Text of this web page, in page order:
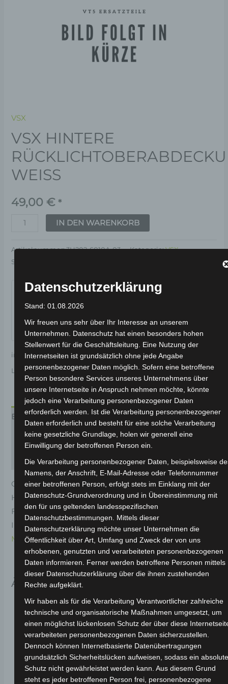
VSX
VSX HINTERE
WEISS
49,00 € *
IN DEN WARENKORB
Artikelnummer:3H202-6010A-03 Kategorie:VSX
Schlagwort:
Garantiert sicherer Checkout
inkl. 19 % MwSt.Kostenloser Versand
Lieferzeit:Versandfertig innerhalb 24 Stunden*
Beschreibung
Produktsicherheit
Rezensionen (0)
Original-Ersatzteil für den Elektro-Scooter VSX.
Hintere rücklichtoberabdeckung-weiss für optimale
Funktionalität und Haltbarkeit. Weitere
Informationen zum Fahrzeug findest du hier:
Volta
Motor Elektro-Scooter VSX.
Ähnliche Produkte
Datenschutzerklärung
Stand: 01.08.2026
Wir freuen uns sehr über Ihr Interesse an unserem
Unternehmen. Datenschutz hat einen besonders hohen
Stellenwert für die Geschäftsleitung. Eine Nutzung der
Internetseiten ist grundsätzlich ohne jede Angabe
personenbezogener Daten möglich. Sofern eine betroffene
Person besondere Services unseres Unternehmens über
unsere Internetseite in Anspruch nehmen möchte, könnte
jedoch eine Verarbeitung personenbezogener Daten
erforderlich werden. Ist die Verarbeitung personenbezogener
Daten erforderlich und besteht für eine solche Verarbeitung
keine gesetzliche Grundlage, holen wir generell eine
Einwilligung der betroffenen Person ein.
Die Verarbeitung personenbezogener Daten, beispielsweise
Namens, der Anschrift, E-Mail-Adresse oder Telefonnummer
einer betroffenen Person, erfolgt stets im Einklang mit der
Datenschutz-Grundverordnung und in Übereinstimmung mit
den für uns geltenden landesspezifischen
Datenschutzbestimmungen. Mittels dieser
Datenschutzerklärung möchte unser Unternehmen die
Öffentlichkeit über Art, Umfang und Zweck der von uns
erhobenen, genutzten und verarbeiteten personenbezogenen
Daten informieren. Ferner werden betroffene Personen mittels
dieser Datenschutzerklärung über die ihnen zustehenden
Rechte aufgeklärt.
Wir haben als für die Verarbeitung Verantwortlicher zahlreiche
technische und organisatorische Maßnahmen umgesetzt, um
einen möglichst lückenlosen Schutz der über diese
verarbeiteten personenbezogenen Daten sicherzustellen.
Dennoch können Internetbasierte Datenübertragungen
grundsätzlich Sicherheitslücken aufweisen, sodass ein
Schutz nicht gewährleistet werden kann. Aus diesem Grund
steht es jeder betroffenen Person frei, personenbezogene